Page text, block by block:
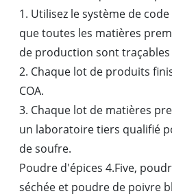
1. Utilisez le système de
que toutes les matières
de production sont traçables
2. Chaque lot de produits
COA.
3. Chaque lot de matières
un laboratoire tiers qualifié
de soufre.
Poudre d'épices 4.Five,
séchée et poudre de poivre